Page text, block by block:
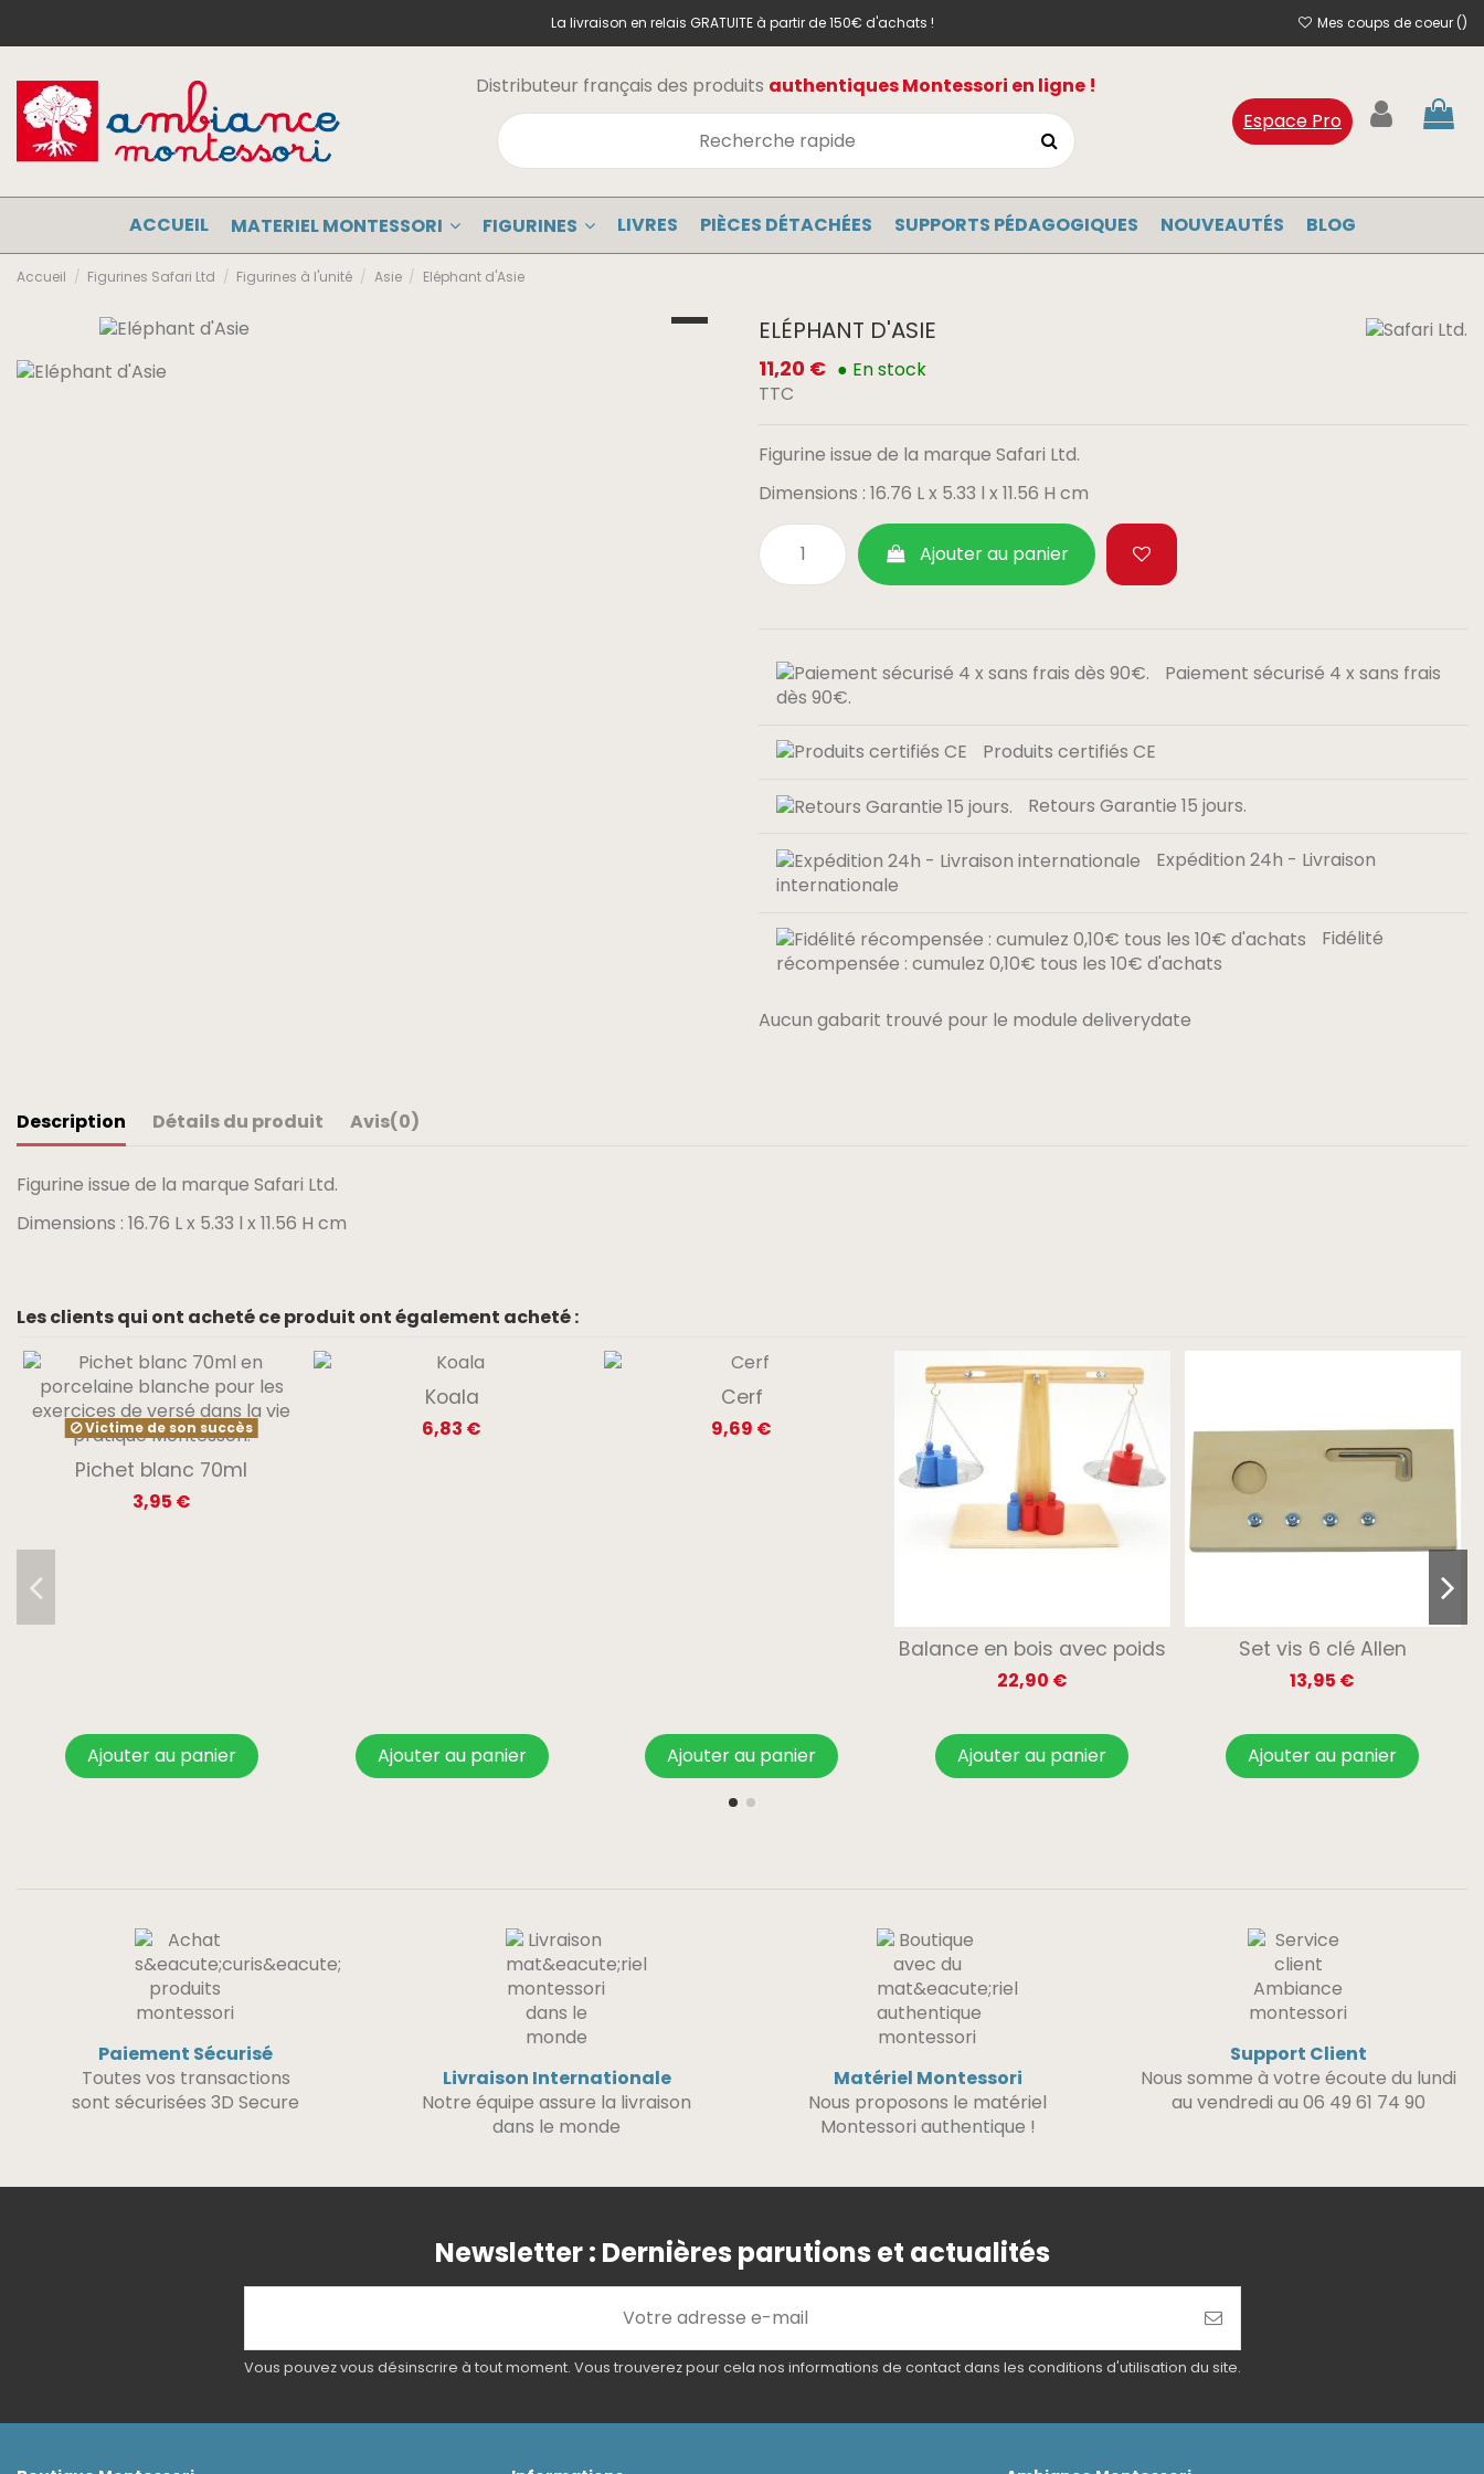
La livraison en relais GRATUITE à partir de 150€ d'achats ! Mes coups de coeur ()
Distributeur français des produits authentiques Montessori en ligne !
Espace Pro
ACCUEIL MATERIEL MONTESSORI FIGURINES LIVRES PIÈCES DÉTACHÉES SUPPORTS PÉDAGOGIQUES NOUVEAUTÉS BLOG
Accueil Figurines Safari Ltd Figurines à l'unité Asie Eléphant d'Asie
ELÉPHANT D'ASIE
11,20 € ● En stock
TTC
Figurine issue de la marque Safari Ltd.
Dimensions : 16.76 L x 5.33 l x 11.56 H cm
Ajouter au panier
Paiement sécurisé 4 x sans frais
dès 90€.
Produits certifiés CE
Retours Garantie 15 jours.
Expédition 24h - Livraison
internationale
Fidélité
récompensée : cumulez 0,10€ tous les 10€ d'achats
Aucun gabarit trouvé pour le module deliverydate
Description Détails du produit Avis(0)
Figurine issue de la marque Safari Ltd.
Dimensions : 16.76 L x 5.33 l x 11.56 H cm
Les clients qui ont acheté ce produit ont également acheté :
Victime de son succès
Pichet blanc 70ml
3,95 €
Ajouter au panier
Koala
6,83 €
Ajouter au panier
Cerf
9,69 €
Ajouter au panier
Balance en bois avec poids
22,90 €
Ajouter au panier
Set vis 6 clé Allen
13,95 €
Ajouter au panier
Paiement Sécurisé
Toutes vos transactions
sont sécurisées 3D Secure
Livraison Internationale
Notre équipe assure la livraison
dans le monde
Matériel Montessori
Nous proposons le matériel
Montessori authentique !
Support Client
Nous somme à votre écoute du lundi
au vendredi au 06 49 61 74 90
Newsletter : Dernières parutions et actualités
Vous pouvez vous désinscrire à tout moment. Vous trouverez pour cela nos informations de contact dans les conditions d'utilisation du site.